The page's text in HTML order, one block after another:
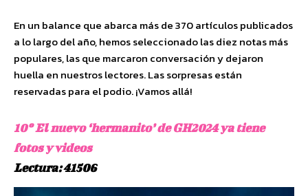
En un balance que abarca más de 370 artículos publicados
a lo largo del año, hemos seleccionado las diez notas más
populares, las que marcaron conversación y dejaron
huella en nuestros lectores. Las sorpresas están
reservadas para el podio. ¡Vamos allá!
10º El nuevo ‘hermanito’ de GH2024 ya tiene
fotos y videos
Lectura: 41506